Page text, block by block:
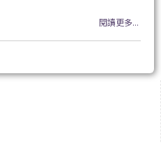
閱讀更多...